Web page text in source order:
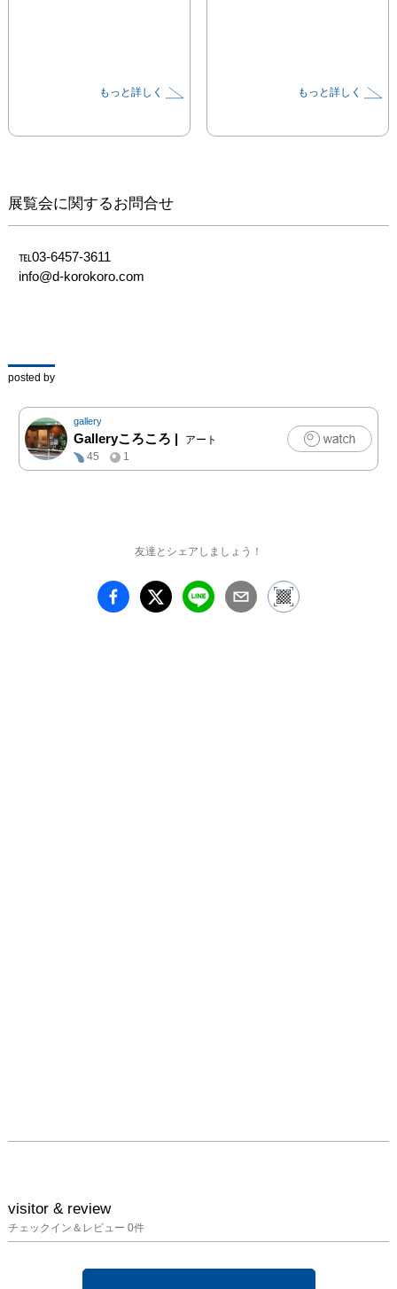
もっと詳しく もっと詳しく
展覧会に関するお問合せ
℡03-6457-3611
info@d-korokoro.com
posted by
gallery
Galleryころころ |
アート
45
1
友達とシェアしましょう！
visitor & review
チェックイン＆レビュー 0件